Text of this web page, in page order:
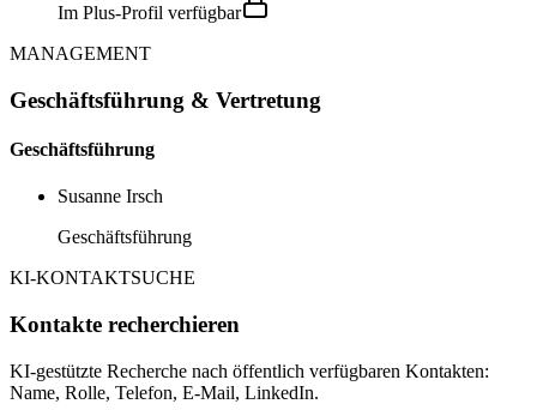
Im Plus-Profil verfügbar
MANAGEMENT
Geschäftsführung & Vertretung
Geschäftsführung
Susanne Irsch
Geschäftsführung
KI-KONTAKTSUCHE
Kontakte recherchieren
KI-gestützte Recherche nach öffentlich verfügbaren Kontakten:
Name, Rolle, Telefon, E-Mail, LinkedIn.